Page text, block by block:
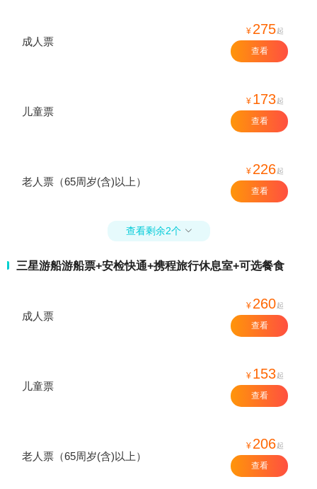
成人票
¥ 275起
查看
儿童票
¥ 173起
查看
老人票（65周岁(含)以上）
¥ 226起
查看
查看剩余2个 
三星游船游船票+安检快通+携程旅行休息室+可选餐食
成人票
¥ 260起
查看
儿童票
¥ 153起
查看
老人票（65周岁(含)以上）
¥ 206起
查看